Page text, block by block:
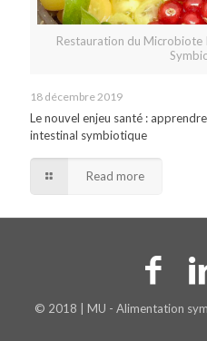
Restauration du
18 décembre 2019
Le nouvel enjeu santé :
intestinal symbiotique
Read more
© 2018 | MU - Alimentation